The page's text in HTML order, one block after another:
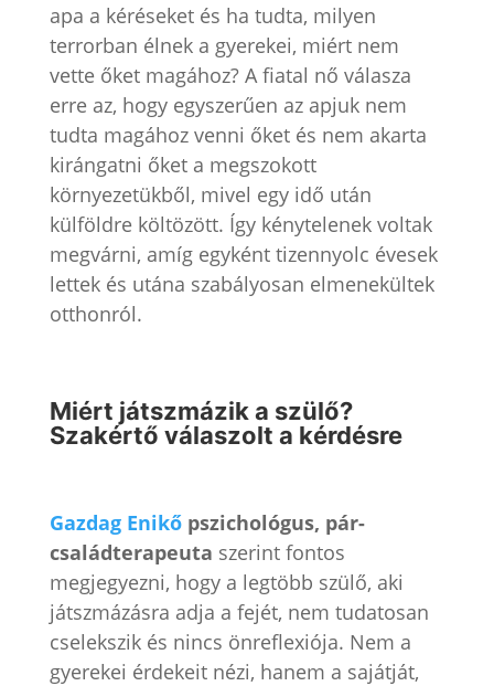
apa a kéréseket és ha tudta, milyen
terrorban élnek a gyerekei, miért nem
vette őket magához? A fiatal nő válasza
erre az, hogy egyszerűen az apjuk nem
tudta magához venni őket és nem akarta
kirángatni őket a megszokott
környezetükből, mivel egy idő után
külföldre költözött. Így kénytelenek voltak
megvárni, amíg egyként tizennyolc évesek
lettek és utána szabályosan elmenekültek
otthonról.
Miért játszmázik a szülő?
Szakértő válaszolt a kérdésre
Gazdag Enikőpszichológus, pár-
családterapeuta szerint fontos
megjegyezni, hogy a legtöbb szülő, aki
játszmázásra adja a fejét, nem tudatosan
cselekszik és nincs önreflexiója. Nem a
gyerekei érdekeit nézi, hanem a sajátját,